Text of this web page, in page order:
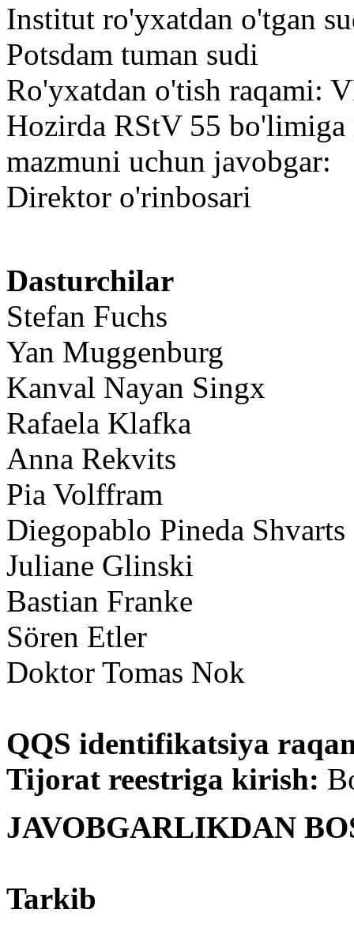
Institut ro'yxatdan o'tgan
Potsdam tuman sudi
Ro'yxatdan o'tish raqami:
Hozirda RStV 55
mazmuni uchun javobgar:
Direktor o'rinbosari
Dasturchilar
Stefan Fuchs
Yan Muggenburg
Kanval Nayan Singx
Rafaela Klafka
Anna Rekvits
Pia Volffram
Diegopablo Pineda Shvarts
Juliane Glinski
Bastian Franke
Sören Etler
Doktor Tomas Nok
QQS identifikatsiya
Tijorat reestriga kirish:
JAVOBGARLIKDAN
Tarkib